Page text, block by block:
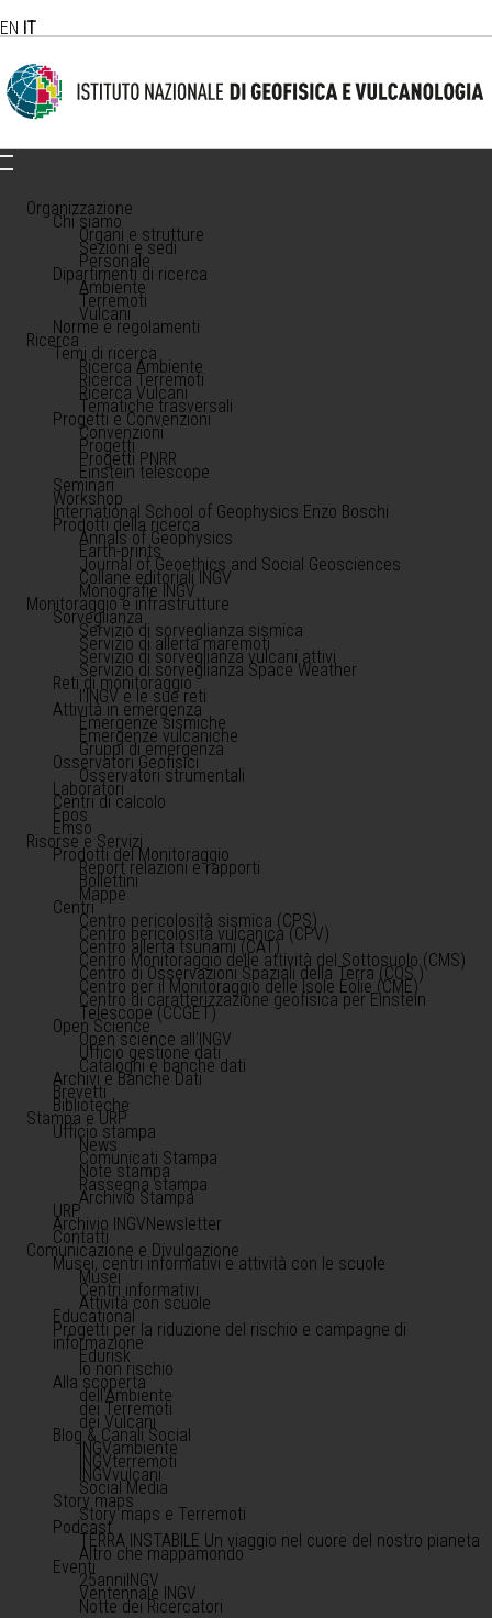
EN IT
Organizzazione
Chi siamo
Organi e strutture
Sezioni e sedi
Personale
Dipartimenti di ricerca
Ambiente
Terremoti
Vulcani
Norme e regolamenti
Ricerca
Temi di ricerca
Ricerca Ambiente
Ricerca Terremoti
Ricerca Vulcani
Tematiche trasversali
Progetti e Convenzioni
Convenzioni
Progetti
Progetti PNRR
Einstein telescope
Seminari
Workshop
International School of Geophysics Enzo Boschi
Prodotti della ricerca
Annals of Geophysics
Earth-prints
Journal of Geoethics and Social Geosciences
Collane editoriali INGV
Monografie INGV
Monitoraggio e infrastrutture
Sorveglianza
Servizio di sorveglianza sismica
Servizio di allerta maremoti
Servizio di sorveglianza vulcani attivi
Servizio di sorveglianza Space Weather
Reti di monitoraggio
l'INGV e le sue reti
Attività in emergenza
Emergenze sismiche
Emergenze vulcaniche
Gruppi di emergenza
Osservatori Geofisici
Osservatori strumentali
Laboratori
Centri di calcolo
Epos
Emso
Risorse e Servizi
Prodotti del Monitoraggio
Report relazioni e rapporti
Bollettini
Mappe
Centri
Centro pericolosità sismica (CPS)
Centro pericolosità vulcanica (CPV)
Centro allerta tsunami (CAT)
Centro Monitoraggio delle attività del Sottosuolo (CMS)
Centro di Osservazioni Spaziali della Terra (COS )
Centro per il Monitoraggio delle Isole Eolie (CME)
Centro di caratterizzazione geofisica per Einstein
Telescope (CCGET)
Open Science
Open science all'INGV
Ufficio gestione dati
Cataloghi e banche dati
Archivi e Banche Dati
Brevetti
Biblioteche
Stampa e URP
Ufficio stampa
News
Comunicati Stampa
Note stampa
Rassegna stampa
Archivio Stampa
URP
Archivio INGVNewsletter
Contatti
Comunicazione e Divulgazione
Musei, centri informativi e attività con le scuole
Musei
Centri informativi
Attività con scuole
Educational
Progetti per la riduzione del rischio e campagne di
informazione
Edurisk
Io non rischio
Alla scoperta
dell'Ambiente
dei Terremoti
dei Vulcani
Blog & Canali Social
INGVambiente
INGVterremoti
INGVvulcani
Social Media
Story maps
Story maps e Terremoti
Podcast
TERRA INSTABILE Un viaggio nel cuore del nostro pianeta
Altro che mappamondo
Eventi
25anniINGV
Ventennale INGV
Notte dei Ricercatori